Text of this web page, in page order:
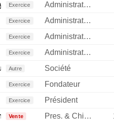
Exercice
Administrateur
Exercice
Administrateur
Exercice
Administrateur
Exercice
Administrateur
Management, Inc.
Autre
Société
Exercice
Fondateur
Exercice
Président
Vente Pres. & Chief Customer Officer